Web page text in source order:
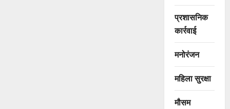
प्रशासनिक
कार्रवाई
मनोरंजन
महिला सुरक्षा
मौसम